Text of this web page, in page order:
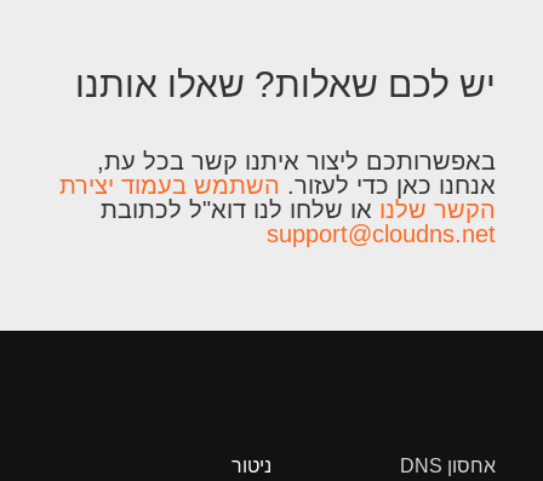
יש לכם שאלות? שאלו אותנו
באפשרותכם ליצור איתנו קשר בכל עת,
אנחנו כאן כדי לעזור. השתמש בעמוד יצירת
הקשר שלנו או שלחו לנו דוא"ל לכתובת
support@cloudns.net
אחסון DNS ניטור